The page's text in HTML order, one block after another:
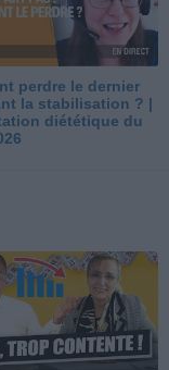
perdre le dernier
la stabilisation ? |
diététique du